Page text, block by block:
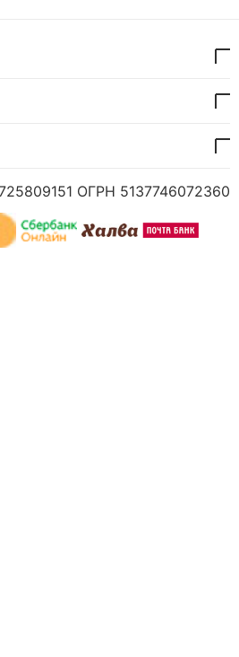
ОГРН 5137746072360